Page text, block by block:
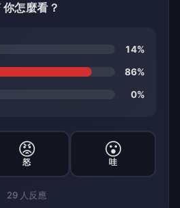
你怎麼看？
14%
86%
0%
😡
怒
😮
哇
29 人反應